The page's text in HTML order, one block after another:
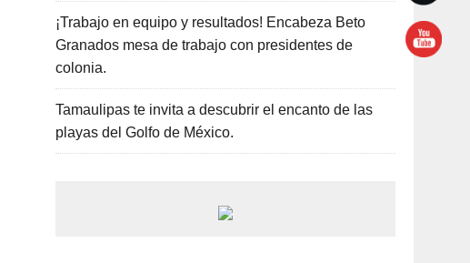
¡Trabajo en equipo y resultados! Encabeza Beto
Granados mesa de trabajo con presidentes de
colonia.
Tamaulipas te invita a descubrir el encanto de las
playas del Golfo de México.